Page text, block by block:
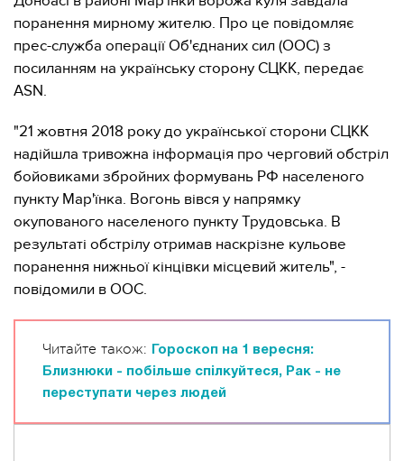
поранення мирному жителю. Про це повідомляє
прес-служба операції Об'єднаних сил (ООС) з
посиланням на українську сторону СЦКК, передає
ASN.
"21 жовтня 2018 року до української сторони СЦКК
надійшла тривожна інформація про черговий обстріл
бойовиками збройних формувань РФ населеного
пункту Мар'їнка. Вогонь вівся у напрямку
окупованого населеного пункту Трудовська. В
результаті обстрілу отримав наскрізне кульове
поранення нижньої кінцівки місцевий житель", -
повідомили в ООС.
Читайте також:
Гороскоп на 1 вересня:
Близнюки - побільше спілкуйтеся, Рак - не
переступати через людей